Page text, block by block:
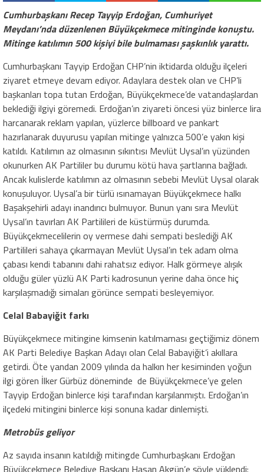
Cumhurbaşkanı Recep Tayyip Erdoğan, Cumhuriyet
Meydanı’nda düzenlenen Büyükçekmece mitinginde konuştu.
Mitinge katılımın 500 kişiyi bile bulmaması şaşkınlık yarattı.
Cumhurbaşkanı Tayyip Erdoğan CHP’nin iktidarda olduğu ilçeleri
ziyaret etmeye devam ediyor. Adaylara destek olan ve CHP’li
başkanları topa tutan Erdoğan, Büyükçekmece’de vatandaşlardan
beklediği ilgiyi göremedi. Erdoğan’ın ziyareti öncesi yüz binlerce lira
harcanarak reklam yapılan, yüzlerce billboard ve pankart
hazırlanarak duyurusu yapılan mitinge yalnızca 500’e yakın kişi
katıldı. Katılımın az olmasının sıkıntısı Mevlüt Uysal’ın yüzünden
okunurken AK Partililer bu durumu kötü hava şartlarına bağladı.
Ancak kulislerde katılımın az olmasının sebebi Mevlüt Uysal olarak
konuşuluyor. Uysal’a bir türlü ısınamayan Büyükçekmece halkı
Başakşehirli adayı inandırıcı bulmuyor. Bunun yanı sıra Mevlüt
Uysal’ın tavırları AK Partilileri de küstürmüş durumda.
Büyükçekmecelilerin oy vermese dahi sempati beslediği AK
Partilileri sahaya çıkarmayan Mevlüt Uysal’ın tek adam olma
çabası kendi tabanını dahi rahatsız ediyor. Halk görmeye alışık
olduğu güler yüzlü AK Parti kadrosunun yerine daha önce hiç
karşılaşmadığı simaları görünce sempati besleyemiyor.
Celal Babayiğit farkı
Büyükçekmece mitingine kimsenin katılmaması geçtiğimiz dönem
AK Parti Belediye Başkan Adayı olan Celal Babayiğit’i akıllara
getirdi. Öte yandan 2009 yılında da halkın her kesiminden yoğun
ilgi gören İlker Gürbüz döneminde de Büyükçekmece’ye gelen
Tayyip Erdoğan binlerce kişi tarafından karşılanmıştı. Erdoğan’ın
ilçedeki mitingini binlerce kişi sonuna kadar dinlemişti.
Metrobüs geliyor
Az sayıda insanın katıldığı mitingde Cumhurbaşkanı Erdoğan
Büyükçekmece Belediye Başkanı Hasan Akgün’e şöyle yüklendi: